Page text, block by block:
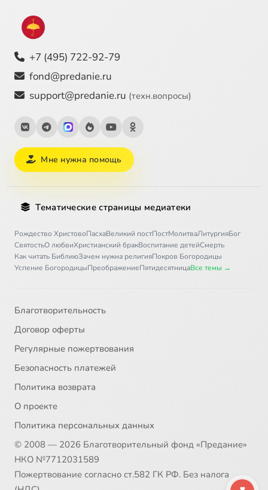
+7 (495) 722-92-79
fond@predanie.ru
support@predanie.ru (техн.вопросы)
Мне нужна помощь
Тематические страницы медиатеки
Рождество ХристовоПасхаВеликий постПостМолитваЛитургияБог
СвятостьО любвиХристианский бракВоспитание детейСмерть
Как читать БиблиюЗачем нужна религияПокров Богородицы
Успение БогородицыПреображениеПятидесятницаВсе темы →
Благотворительность
Договор оферты
Регулярные пожертвования
Безопасность платежей
Политика возврата
О проекте
Политика персональных данных
© 2008 — 2026 Благотворительный фонд «Предание»
НКО №7712031589
Пожертвование согласно ст.582 ГК РФ. Без налога